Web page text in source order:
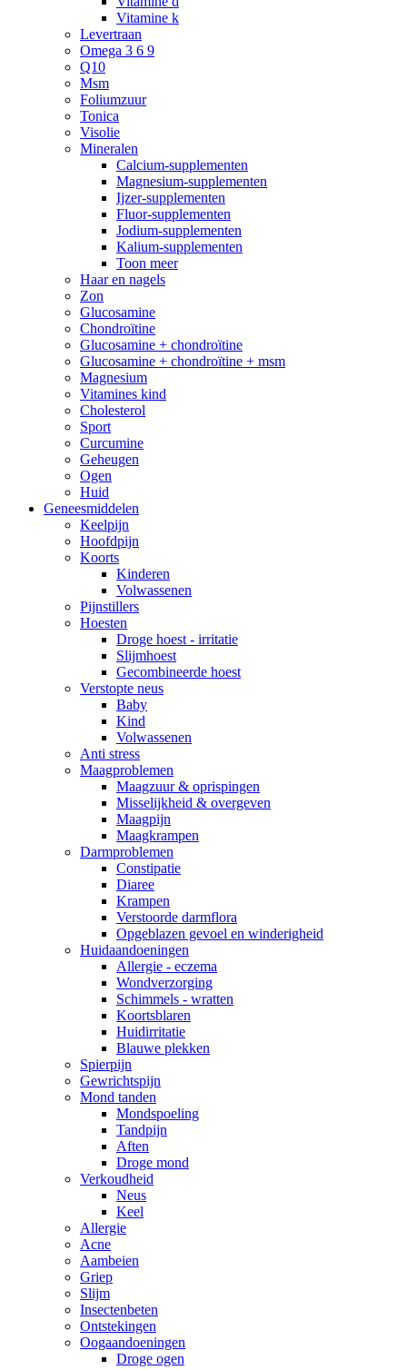
Vitamine k
Levertraan
Omega 3 6 9
Q10
Msm
Foliumzuur
Tonica
Visolie
Mineralen
Calcium-supplementen
Magnesium-supplementen
Ijzer-supplementen
Fluor-supplementen
Jodium-supplementen
Kalium-supplementen
Toon meer
Haar en nagels
Zon
Glucosamine
Chondroïtine
Glucosamine + chondroïtine
Glucosamine + chondroïtine + msm
Magnesium
Vitamines kind
Cholesterol
Sport
Curcumine
Geheugen
Ogen
Huid
Geneesmiddelen
Keelpijn
Hoofdpijn
Koorts
Kinderen
Volwassenen
Pijnstillers
Hoesten
Droge hoest - irritatie
Slijmhoest
Gecombineerde hoest
Verstopte neus
Baby
Kind
Volwassenen
Anti stress
Maagproblemen
Maagzuur & oprispingen
Misselijkheid & overgeven
Maagpijn
Maagkrampen
Darmproblemen
Constipatie
Diaree
Krampen
Verstoorde darmflora
Opgeblazen gevoel en winderigheid
Huidaandoeningen
Allergie - eczema
Wondverzorging
Schimmels - wratten
Koortsblaren
Huidirritatie
Blauwe plekken
Spierpijn
Gewrichtspijn
Mond tanden
Mondspoeling
Tandpijn
Aften
Droge mond
Verkoudheid
Neus
Keel
Allergie
Acne
Aambeien
Griep
Slijm
Insectenbeten
Ontstekingen
Oogaandoeningen
Droge ogen